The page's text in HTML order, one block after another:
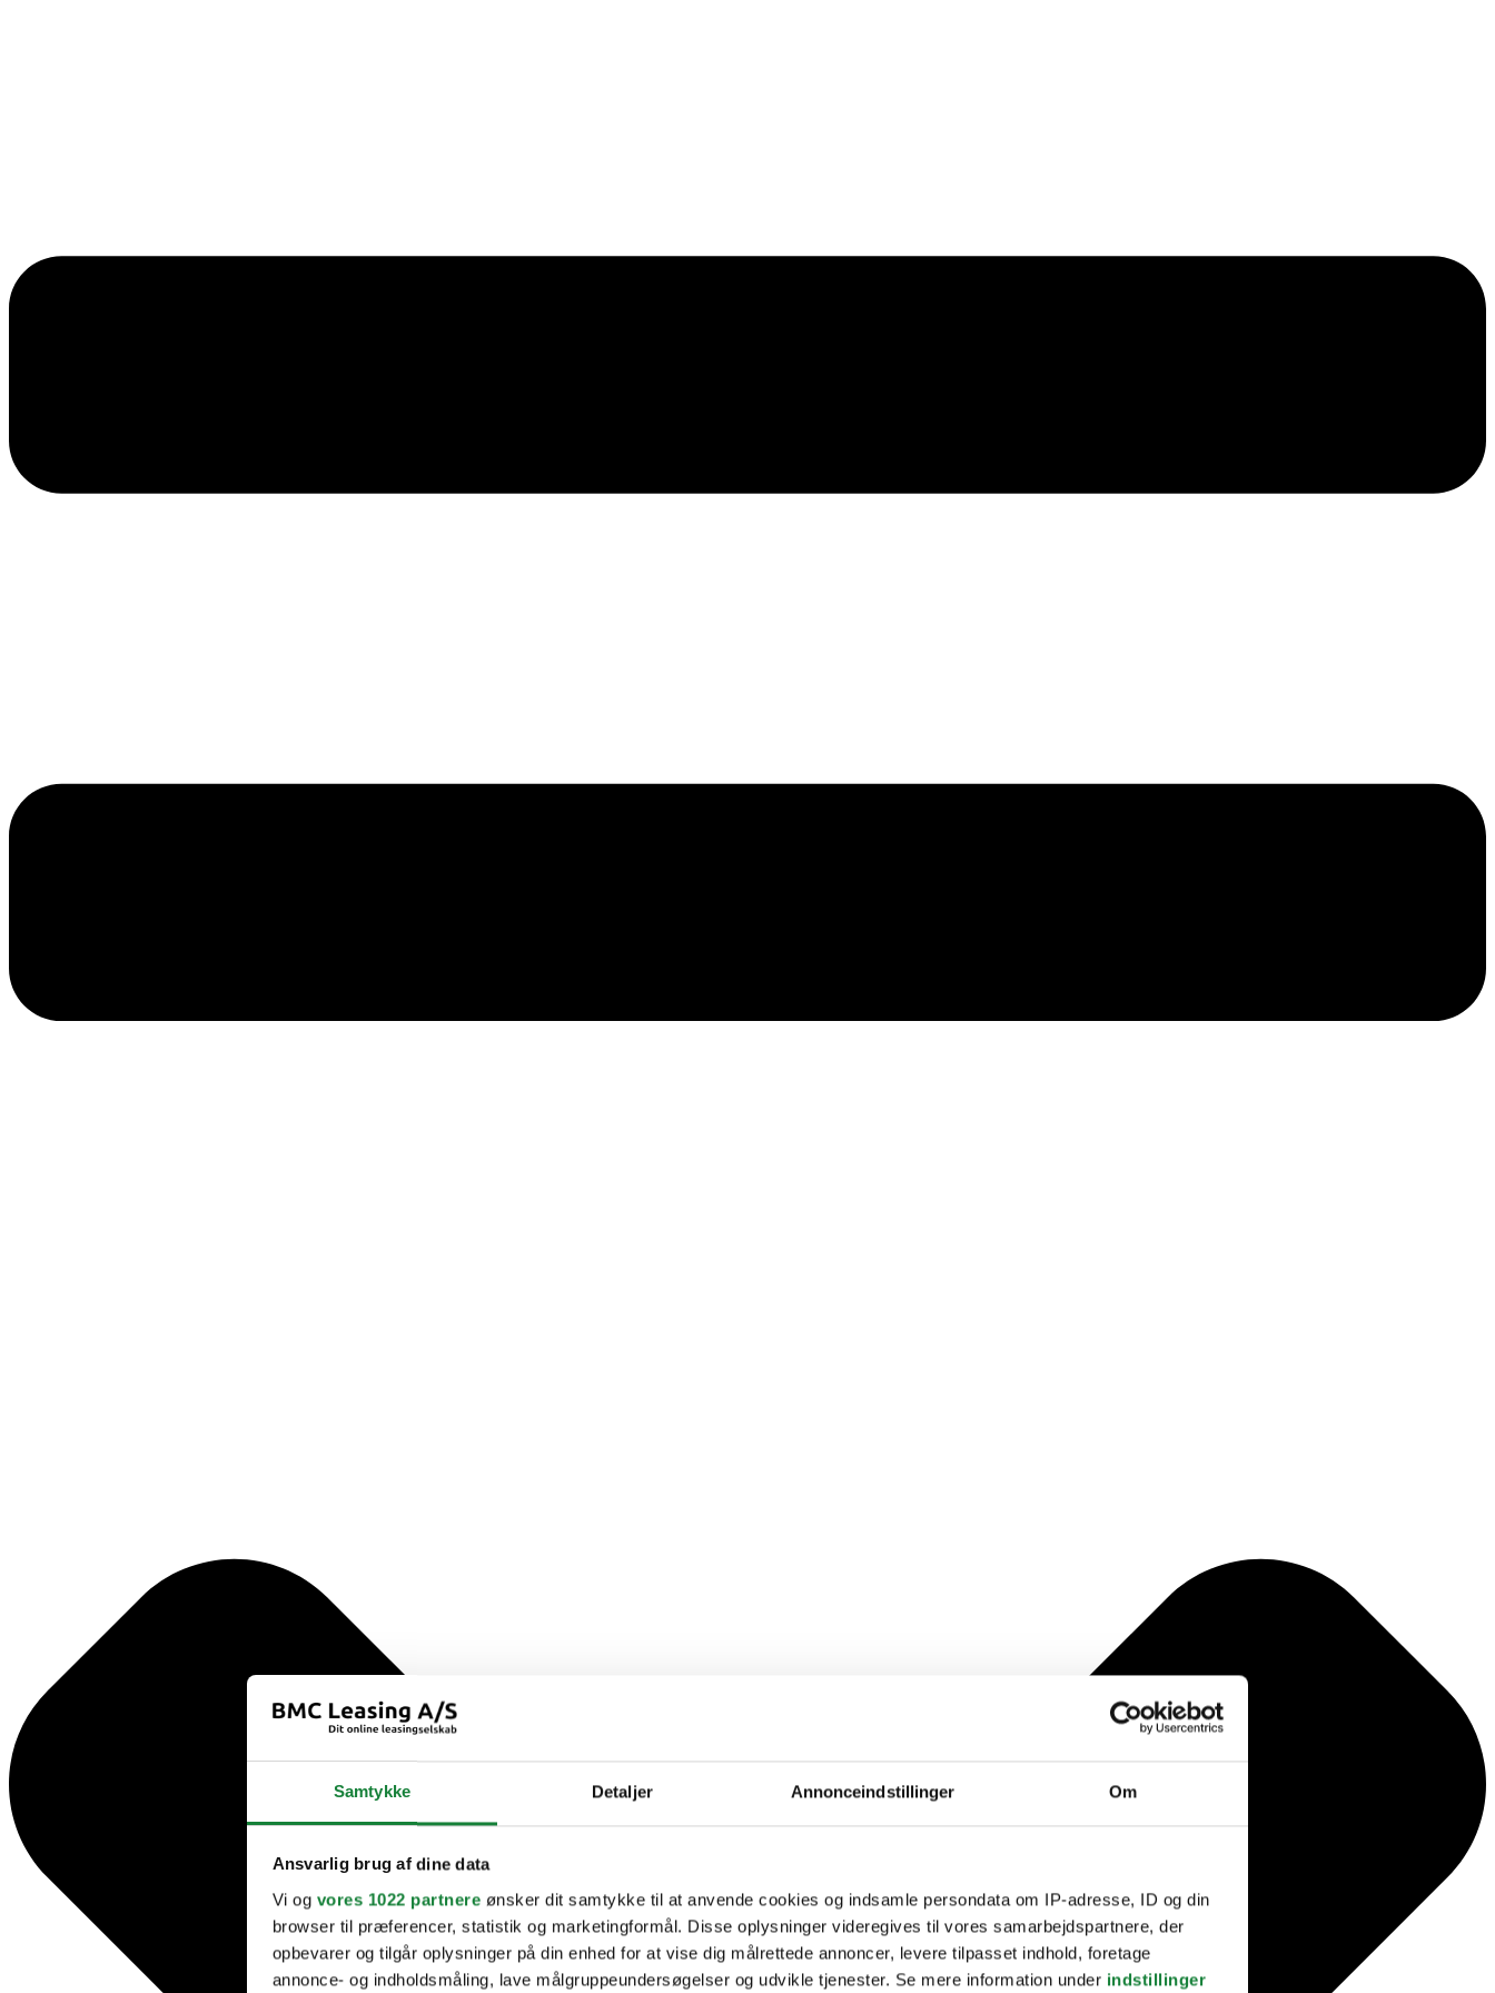
Samtykke Detaljer Annonceindstillinger Om
Ansvarlig brug af dine data
Vi og vores 1022 partnere ønsker dit samtykke til at anvende cookies og indsamle persondata om IP-adresse, ID og din
browser til præferencer, statistik og marketingformål. Disse oplysninger videregives til vores samarbejdspartnere, der
opbevarer og tilgår oplysninger på din enhed for at vise dig målrettede annoncer, levere tilpasset indhold, foretage
annonce- og indholdsmåling, lave målgruppeundersøgelser og udvikle tjenester. Se mere information under indstillinger